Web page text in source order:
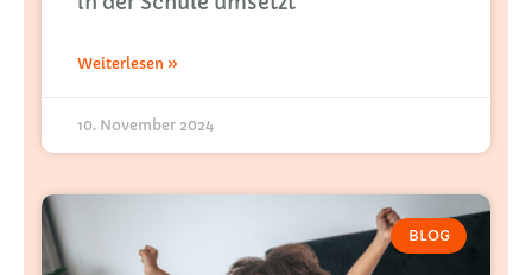
Weiterlesen »
10. November 2024
BLOG